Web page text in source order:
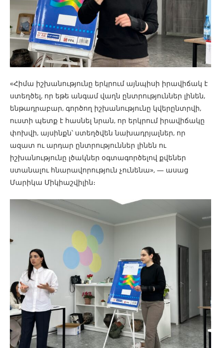
«Հիմա իշխանությունը երկրում այնպիսի իրավիճակ է
ստեղծել, որ եթե անգամ վաղն ընտրություններ լինեն,
ենթադրաբար, գործող իշխանությունը կվերընտրվի,
ուստի պետք է հասնել նրան, որ երկրում իրավիճակը
փոխվի, այսինքն՝ ստեղծվեն նախադրյալներ, որ
ազատ ու արդար ընտրություններ լինեն ու
իշխանությունը լծակներ օգտագործելով քվեներ
ստանալու հնարավորություն չունենա», — ասաց
Մարիկա Միկիաշվիլին։